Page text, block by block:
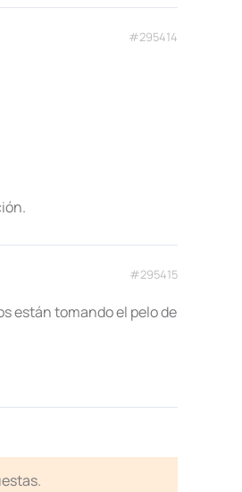
#295414
#295415
están tomando el pelo de